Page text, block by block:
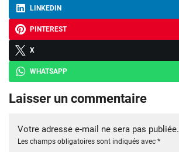
LINKEDIN
PINTEREST
X
WHATSAPP
Laisser un commentaire
Votre adresse e-mail ne sera pas publiée.
Les champs obligatoires sont indiqués avec *